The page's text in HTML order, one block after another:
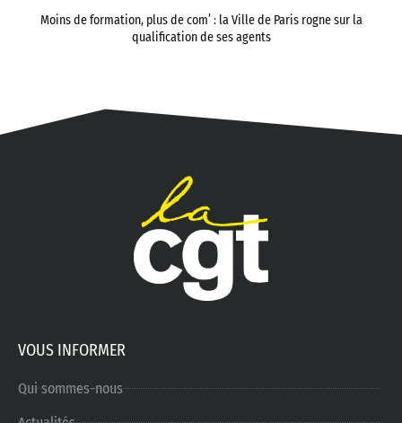
Moins de formation, plus de com’ : la Ville de Paris rogne sur la
qualification de ses agents
VOUS INFORMER
Qui sommes-nous